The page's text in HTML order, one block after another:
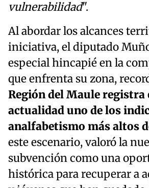
vulnerabilidad".
Al abordar los alcances
iniciativa, el diputado
especial hincapié en la
que enfrenta su zona,
Región del Maule registra
actualidaduno de los
analfabetismo más altos
este escenario, valoró la
subvención como una
histórica para recuperar a